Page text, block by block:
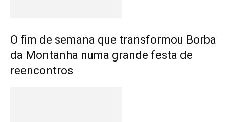
O fim de semana que transformou Borba
da Montanha numa grande festa de
reencontros